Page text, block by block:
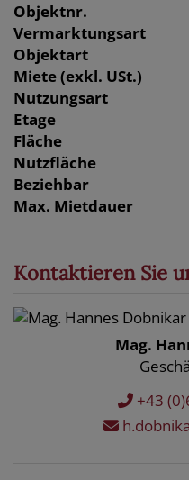
Objektnr.
Vermarktungsart
Objektart
Miete (exkl. USt.)
Nutzungsart
Etage
Fläche
Nutzfläche
Beziehbar
Max. Mietdauer
Kontaktieren Sie
Mag.
+43